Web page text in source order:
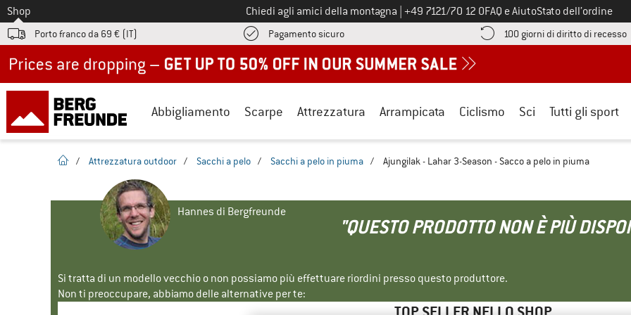
Allo
Shop Chiedi agli amici della montagna Chiamaci al numero
+49 7121/70 12 0FAQ e AiutoStato dell’ordine
Porto franco da 69 € (IT) Pagamento sicuroQui trovi le informazioni di pagamento! Si apre in una casella
100 giorni di diritto di recesso
Abbigliamento Scarpe Attrezzatura Arrampicata Ciclismo Sci Tutti gli sport
pagina iniziale
/ Attrezzatura outdoor / Sacchi a pelo / Sacchi a pelo in piuma / Ajungilak - Lahar 3-Season - Sacco a pelo in piuma
Hannes di Bergfreunde
"QUESTO PRODOTTO NON È PIÙ
Si tratta di un modello vecchio o non possiamo più effettuare riordini presso questo produttore.
Non ti preoccupare, abbiamo delle alternative per te: